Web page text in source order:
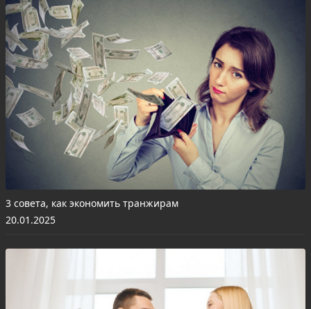
3 совета, как экономить транжирам
20.01.2025